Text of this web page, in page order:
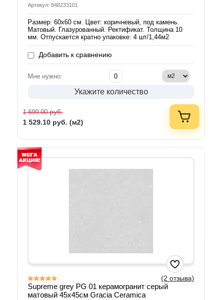
Артикул: 848233101
Размер: 60х60 см. Цвет: коричневый, под камень.
Матовый. Глазурованный. Ректификат. Толщина 10
мм. Отпускается кратно упаковке: 4 шт/1,44м2
Добавить к сравнению
Мне нужно:
Укажите количество
1 699.00руб.
1 529.10 руб. (м2)
(2 отзыва)
Supreme grey PG 01 керамогранит серый
матовый 45х45см Gracia Ceramica